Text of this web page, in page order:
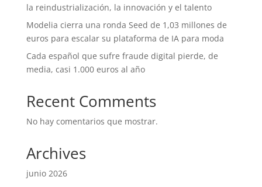
la reindustrialización, la innovación y el talento
Modelia cierra una ronda Seed de 1,03 millones de
euros para escalar su plataforma de IA para moda
Cada español que sufre fraude digital pierde, de
media, casi 1.000 euros al año
Recent Comments
No hay comentarios que mostrar.
Archives
junio 2026